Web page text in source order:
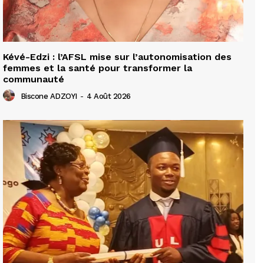
Kévé-Edzi : l’AFSL mise sur l’autonomisation des
femmes et la santé pour transformer la
communauté
Biscone ADZOYI - 4 Août 2026